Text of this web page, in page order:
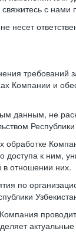
с
требований
Компании и
данным, не
Республики
к ним,
в отношении них.
по